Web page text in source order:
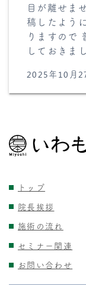
目が離せま
稿したよう
りますので
しておきま
2025年10月
トップ
院長挨拶
施術の流れ
セミナー関連
お問い合わせ